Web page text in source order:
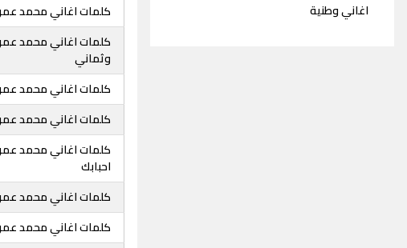
اغاني وطنية
كلمات اغاني محمد
كلمات اغاني محمد
وثماني
كلمات اغاني محمد
كلمات اغاني محمد عمر
كلمات اغاني محمد
احبابك
كلمات اغاني محمد
كلمات اغاني محمد